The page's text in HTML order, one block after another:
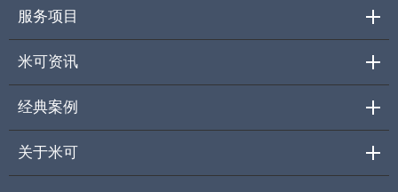
服务项目
米可资讯
经典案例
关于米可